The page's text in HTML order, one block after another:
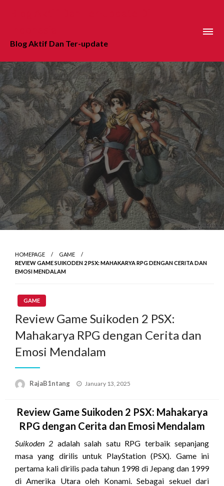
Blog Aktif Dan Ter-update
HOMEPAGE
GAME
REVIEW GAME SUIKODEN 2 PSX: MAHAKARYA RPG DENGAN CERITA DAN
EMOSI MENDALAM
GAME
Review Game Suikoden 2 PSX:
Mahakarya RPG dengan Cerita dan
Emosi Mendalam
RajaB1ntang
Posted
January 13, 2025
Review Game Suikoden 2 PSX: Mahakarya
RPG dengan Cerita dan Emosi Mendalam
Suikoden 2 adalah salah satu RPG terbaik sepanjang
masa yang dirilis untuk PlayStation (PSX). Game ini
pertama kali dirilis pada tahun 1998 di Jepang dan 1999
di Amerika Utara oleh Konami. Sebagai sekuel dari